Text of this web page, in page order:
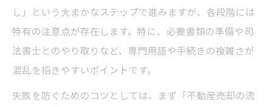
図解でわかる不動産売買のプロ用語一覧
失敗しないために準備したい必要書類一覧
不動産売却で必須の必要書類チェックリス
ト
売却前に揃えたい物件固有書類とポイント
し」という大まかなステップで進みますが、各段階には
特有の注意点が存在します。特に、必要書類の準備や司
法書士とのやり取りなど、専門用語や手続きの複雑さが
混乱を招きやすいポイントです。
失敗を防ぐためのコツとしては、まず「不動産売却の流